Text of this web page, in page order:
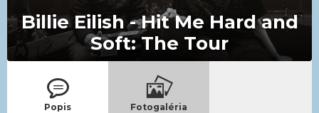
Billie Eilish - Hit Me Hard and
Soft: The Tour
Popis Fotogaléria